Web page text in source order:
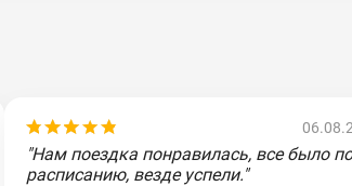
"Нам поездка понравилась, все было
расписанию, везде успели."